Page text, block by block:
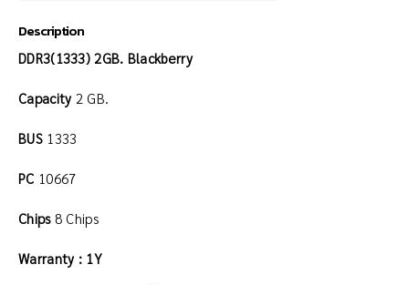
Description
DDR3(1333) 2GB. Blackberry
Capacity2 GB.
BUS1333
PC 10667
Chips8 Chips
Warranty : 1Y